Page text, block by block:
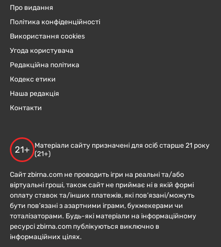
Про видання
Політика конфіденційності
Використання cookies
Угода користувача
Редакційна політика
Кодекс етики
Наша редакція
Контакти
21+
Матеріали сайту призначені для осіб старше 21 року
(21+)
Сайт zbirna.com не проводить ігри на реальні та/або
віртуальні гроші, також сайт не приймає ні в якій формі
оплату ставок та/інших платежів, які пов’язані/можуть
бути пов’язані з азартними іграми, букмекерами чи
тоталізаторами. Будь-які матеріали на інформаційному
ресурсі zbirna.com публікуються виключно в
інформаційних цілях.